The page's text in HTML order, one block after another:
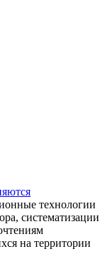
технологии
систематизации
на территории